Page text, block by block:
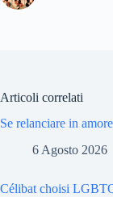
Articoli correlati
Se relanciare in
6 Agosto 2026
Célibat choisi